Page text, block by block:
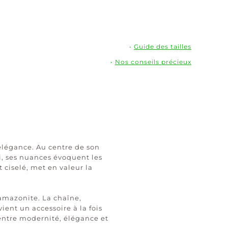
•Guide des tailles
• Nos conseils précieux
Au centre de son
nuances évoquent les
ciselé, met en valeur la
La chaîne,
un accessoire à la fois
modernité, élégance et